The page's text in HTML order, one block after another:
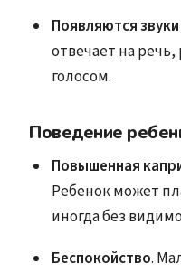
Появляются звуки
отвечает на
голосом.
Поведение
Повышенная
Ребенок может
иногда без
Беспокойство.